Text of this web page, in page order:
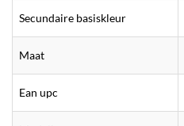
Secundaire basiskleur
Maat
Ean upc